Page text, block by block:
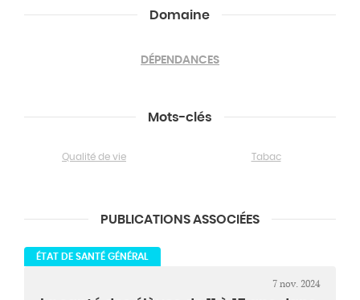
Domaine
DÉPENDANCES
Mots-clés
Qualité de vie Tabac
PUBLICATIONS ASSOCIÉES
ÉTAT DE SANTÉ GÉNÉRAL
7 nov. 2024